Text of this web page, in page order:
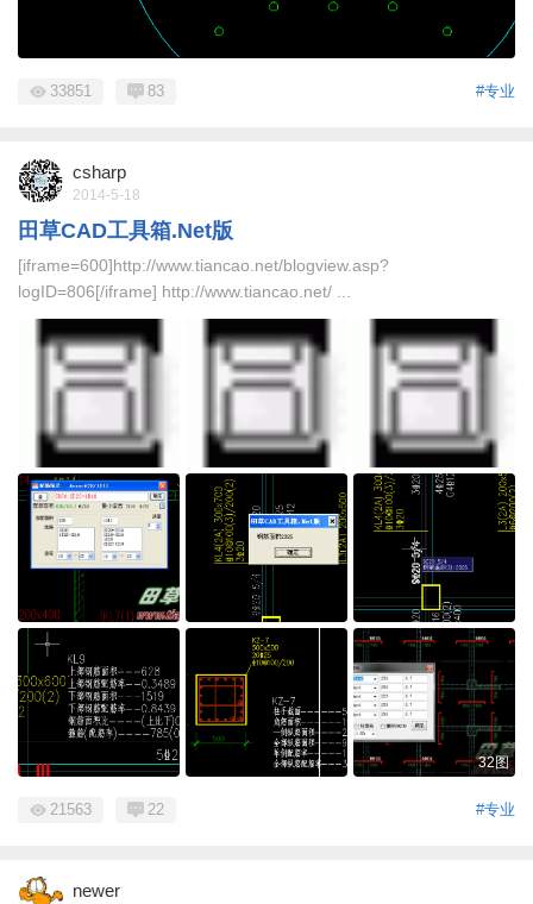
#专业
33851 83
csharp
2014-5-18
田草CAD工具箱.Net版
[iframe=600]http://www.tiancao.net/blogview.asp?
logID=806[/iframe] http://www.tiancao.net/ ...
32图
#专业
21563 22
newer